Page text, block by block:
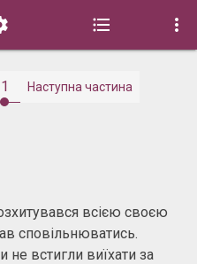
 
1 Наступна частина
всією своєю
сповільнюватись.
встигли виїхати за